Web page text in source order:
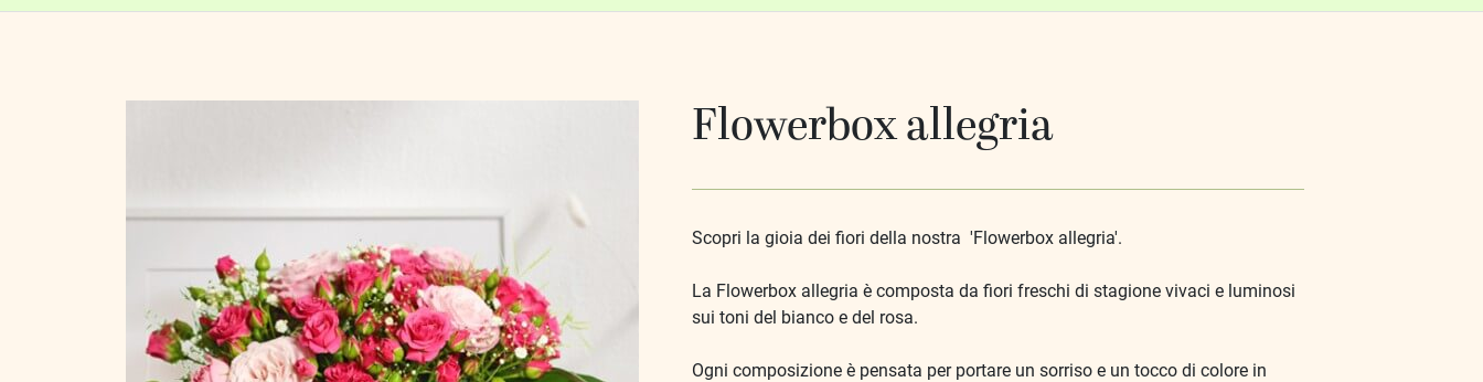
Flowerbox allegria
Scopri la gioia dei fiori della nostra 'Flowerbox allegria'.
La Flowerbox allegria è composta da fiori freschi di stagione vivaci e luminosi
sui toni del bianco e del rosa.
Ogni composizione è pensata per portare un sorriso e un tocco di colore in